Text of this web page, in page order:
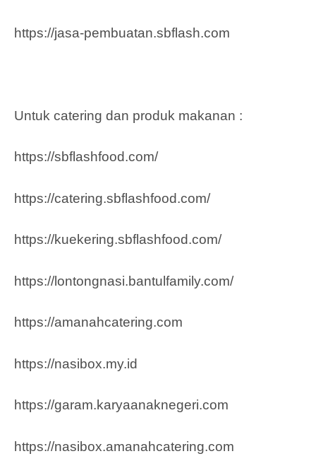
https://jasa-pembuatan.sbflash.com
Untuk catering dan produk makanan :
https://sbflashfood.com/
https://catering.sbflashfood.com/
https://kuekering.sbflashfood.com/
https://lontongnasi.bantulfamily.com/
https://amanahcatering.com
https://nasibox.my.id
https://garam.karyaanaknegeri.com
https://nasibox.amanahcatering.com